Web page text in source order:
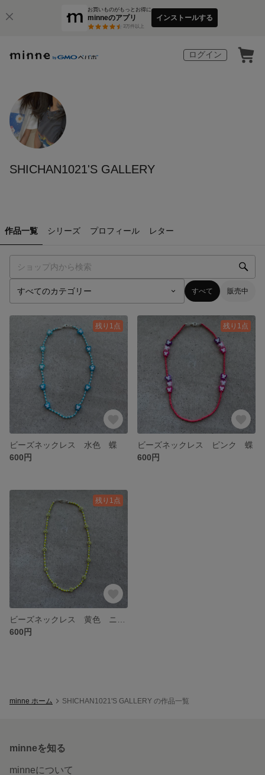
お買いものがもっとお得に
minneのアプリ
3万件以上
インストールする
ログイン
SHICHAN1021'S GALLERY
作品一覧 シリーズ プロフィール レター
すべて 販売中
残り1点
ビーズネックレス 水色 蝶
600円
残り1点
ビーズネックレス ピンク 蝶
600円
残り1点
600円
minne ホーム SHICHAN1021'S GALLERY の作品一覧
minneを知る
minneについて